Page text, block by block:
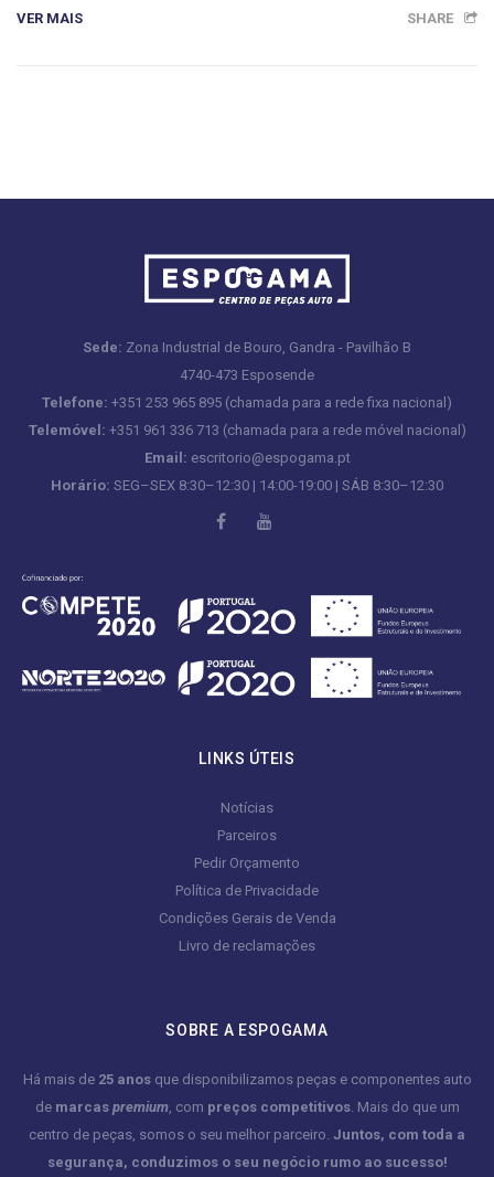
VER MAIS SHARE
Sede: Zona Industrial de Bouro, Gandra - Pavilhão B
4740-473 Esposende
Telefone: +351 253 965 895 (chamada para a rede fixa nacional)
Telemóvel: +351 961 336 713 (chamada para a rede móvel nacional)
Email: escritorio@espogama.pt
Horário: SEG–SEX 8:30–12:30 | 14:00-19:00 | SÁB 8:30–12:30
LINKS ÚTEIS
Notícias
Parceiros
Pedir Orçamento
Política de Privacidade
Condições Gerais de Venda
Livro de reclamações
SOBRE A ESPOGAMA
Há mais de 25 anosque disponibilizamos peças e componentes auto
de marcas premium, com preços competitivos. Mais do que um
centro de peças, somos o seu melhor parceiro. Juntos, com toda a
segurança, conduzimos o seu negócio rumo ao sucesso!